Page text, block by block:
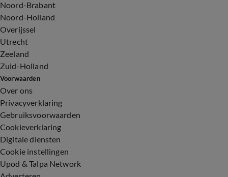
Noord-Brabant
Noord-Holland
Overijssel
Utrecht
Zeeland
Zuid-Holland
Voorwaarden
Over ons
Privacyverklaring
Gebruiksvoorwaarden
Cookieverklaring
Digitale diensten
Cookie instellingen
Upod & Talpa Network